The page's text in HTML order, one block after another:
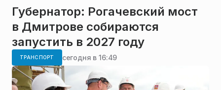
Губернатор: Рогачевский мост
в Дмитрове собираются
запустить в 2027 году
ТРАНСПОРТ сегодня в 16:49